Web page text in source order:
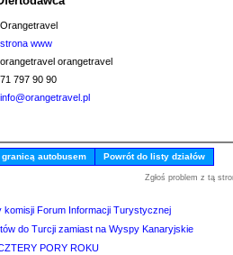
Orangetravel
strona www
orangetravel orangetravel
71 797 90 90
info@orangetravel.pl
granicą autobusem Powrót do listy działów
Zgłoś problem z tą
komisji Forum Informacji Turystycznej
do Turcji zamiast na Wyspy Kanaryjskie
PORY ROKU